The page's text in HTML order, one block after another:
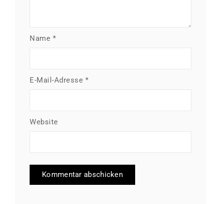
Name *
E-Mail-Adresse *
Website